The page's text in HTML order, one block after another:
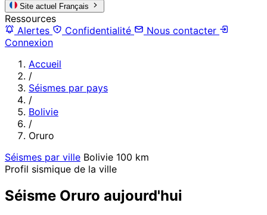
Site actuel Français
Ressources
Alertes
Confidentialité
Nous contacter
Connexion
Accueil
/
Séismes par pays
/
Bolivie
/
Oruro
Séismes par ville Bolivie 100 km
Profil sismique de la ville
Séisme Oruro aujourd'hui